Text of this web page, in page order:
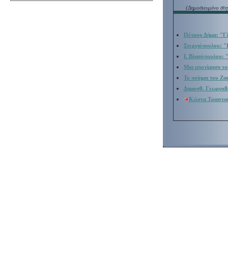
(Δημοσιευμένο
ΠέτρουΔήμα:
Στεργιόπουλου:
Ι. Βλασόπουλου:
Μια αποτίμηση
Το ποίημα του
Δημοσθ.
Κώστα